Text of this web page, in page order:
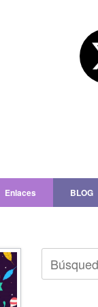
Enlaces BLOG
Buscar: